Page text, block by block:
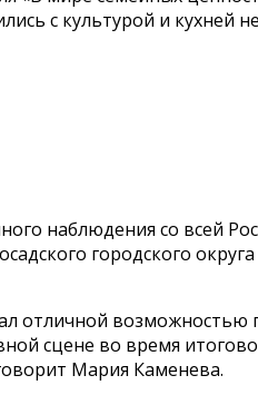
с культурой и кухней
наблюдения со всей
городского
отличной возможностью
сцене во время
Мария Каменева.